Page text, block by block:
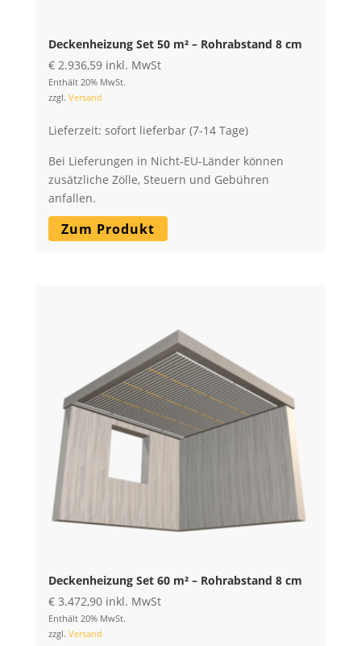
Deckenheizung Set 50 m² – Rohrabstand 8 cm
€2.936,59 inkl. MwSt
Enthält 20% MwSt.
zzgl. Versand
Lieferzeit: sofort lieferbar (7-14 Tage)
Bei Lieferungen in Nicht-EU-Länder können
zusätzliche Zölle, Steuern und Gebühren
anfallen.
Zum Produkt
Deckenheizung Set 60 m² – Rohrabstand 8 cm
€3.472,90 inkl. MwSt
Enthält 20% MwSt.
zzgl. Versand